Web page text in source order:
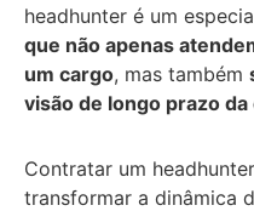
headhunter é um
que não apenas
um cargo, mas também
visão de longo prazo
Contratar um
transformar a dinâmica